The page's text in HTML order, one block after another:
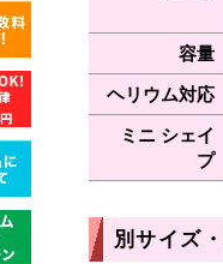
容量
ヘリウム対応
ミニ シェイ
プ
別サイズ